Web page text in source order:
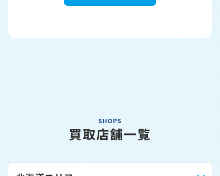
SHOPS
買取店舗一覧